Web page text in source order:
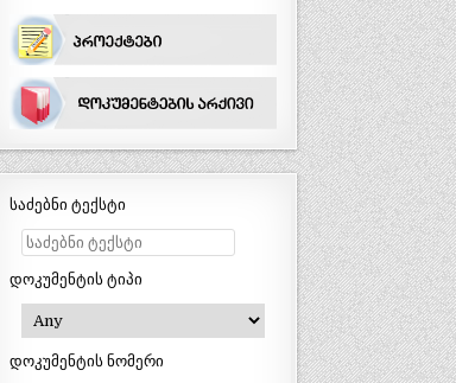
საძებნი ტექსტი
დოკუმენტის ტიპი
დოკუმენტის ნომერი